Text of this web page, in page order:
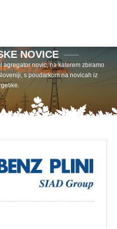
NOVICE
agregator novic, na katerem zbiramo
s poudarkom na novicah iz